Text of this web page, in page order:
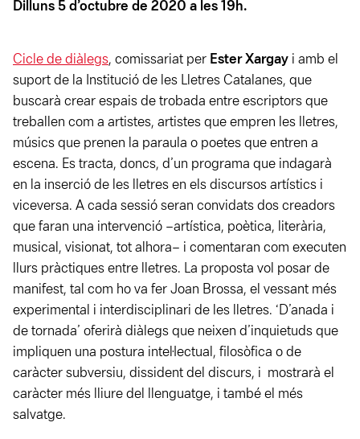
Dilluns 5 d’octubre de 2020 a les 19h.
Cicle de diàlegs, comissariat per Ester Xargay i amb el
suport de la Institució de les Lletres Catalanes, que
buscarà crear espais de trobada entre escriptors que
treballen com a artistes, artistes que empren les lletres,
músics que prenen la paraula o poetes que entren a
escena. Es tracta, doncs, d’un programa que indagarà
en la inserció de les lletres en els discursos artístics i
viceversa. A cada sessió seran convidats dos creadors
que faran una intervenció –artística, poètica, literària,
musical, visionat, tot alhora– i comentaran com executen
llurs pràctiques entre lletres. La proposta vol posar de
manifest, tal com ho va fer Joan Brossa, el vessant més
experimental i interdisciplinari de les lletres. ‘D’anada i
de tornada’ oferirà diàlegs que neixen d’inquietuds que
impliquen una postura intel·lectual, filosòfica o de
caràcter subversiu, dissident del discurs, i mostrarà el
caràcter més lliure del llenguatge, i també el més
salvatge.